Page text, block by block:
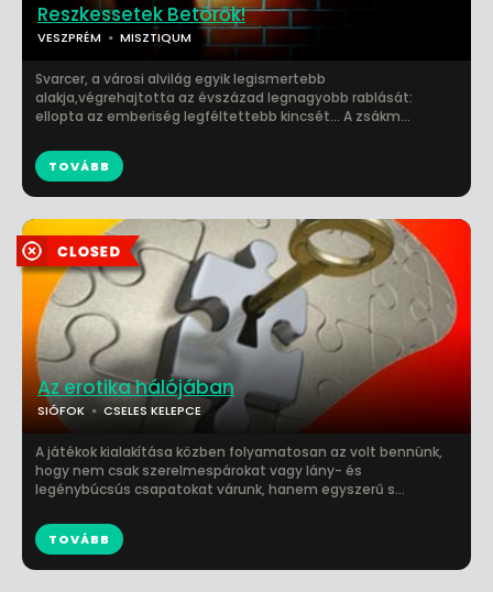
Reszkessetek Betörők!
VESZPRÉM MISZTIQUM
Svarcer, a városi alvilág egyik legismertebb
alakja,végrehajtotta az évszázad legnagyobb rablását:
ellopta az emberiség legféltettebb kincsét... A zsákm...
TOVÁBB
Az erotika hálójában
SIÓFOK CSELES KELEPCE
A játékok kialakítása közben folyamatosan az volt bennünk,
hogy nem csak szerelmespárokat vagy lány- és
legénybúcsús csapatokat várunk, hanem egyszerű s...
TOVÁBB